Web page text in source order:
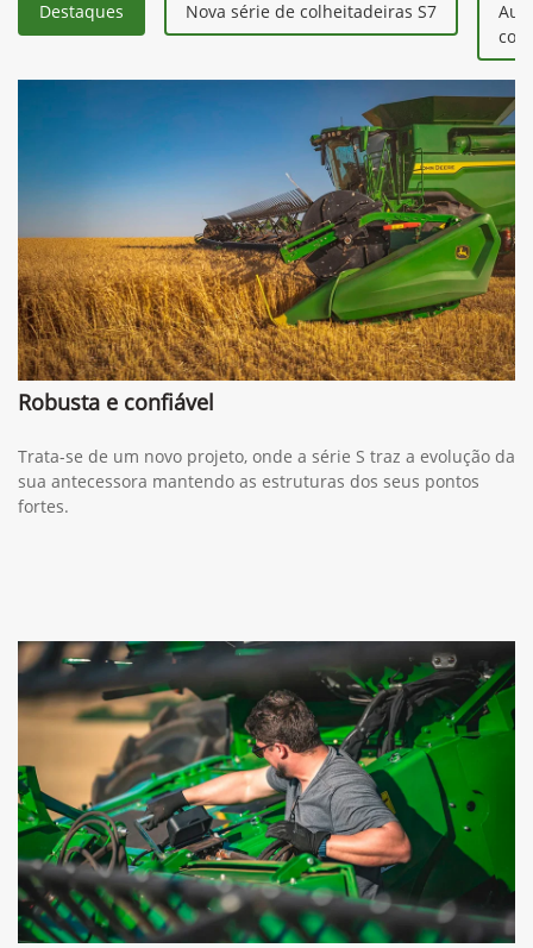
Destaques Nova série de colheitadeiras S7
Robusta e confiável
Trata-se de um novo projeto, onde a série S traz a evolução da
sua antecessora mantendo as estruturas dos seus pontos
fortes.